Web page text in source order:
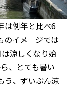
は例年と比べ6
のイメージでは
涼しくなり始
、とても暑い
う、ずいぶん涼